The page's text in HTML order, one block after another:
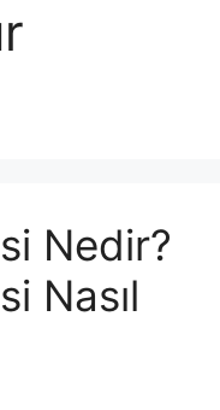
Nedir?
Nasıl